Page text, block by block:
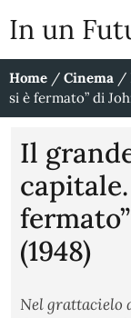
In un
Home / Cinema /
si è fermato” di
Il
(1948)
Nel grattacielo